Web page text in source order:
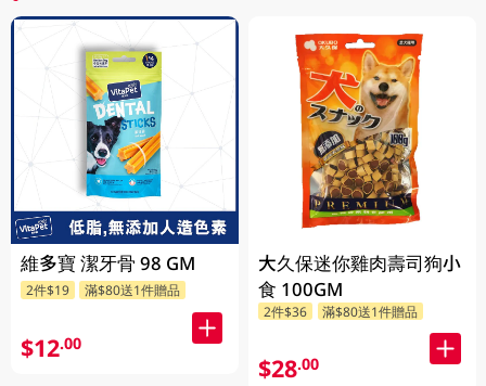
維多寶 潔牙骨 98 GM
2件$19 滿$80送1件贈品
$12.00
大久保迷你雞肉壽司狗小
食 100GM
2件$36 滿$80送1件贈品
$28.00